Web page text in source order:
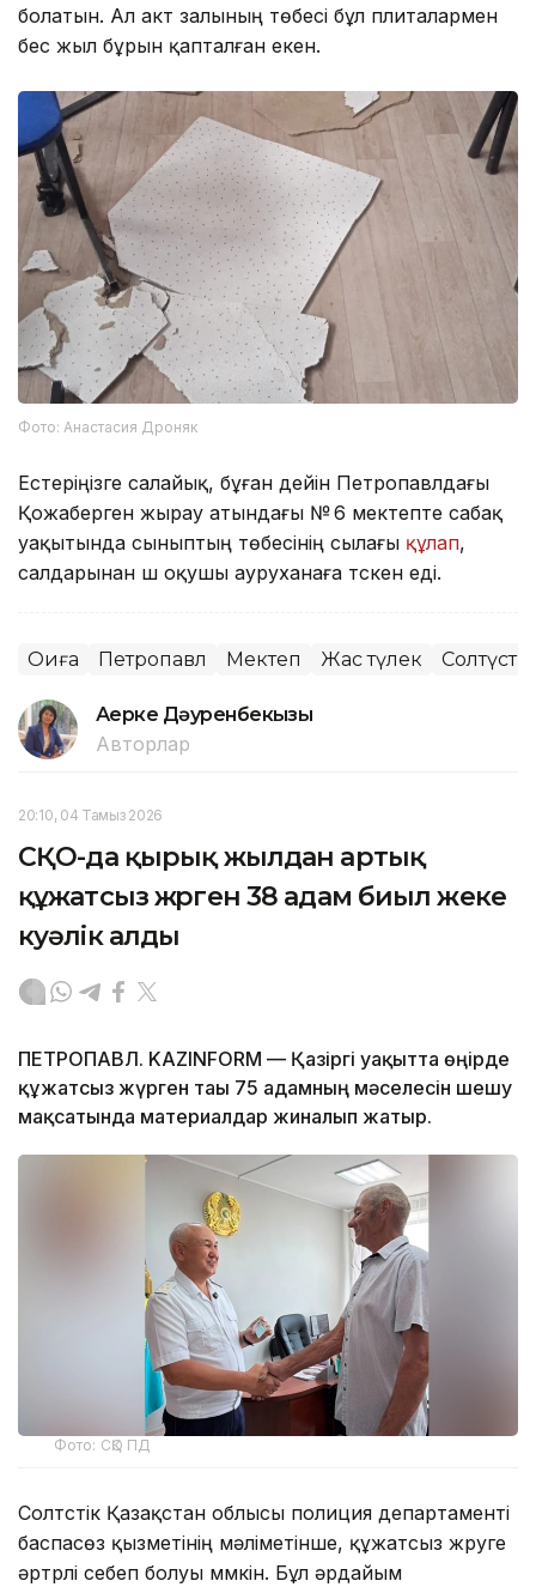
болатын. Ал акт залының төбесі бұл плиталармен
бес жыл бұрын қапталған екен.
Фото: Анастасия Дроняк
Естеріңізге салайық, бұған дейін Петропавлдағы
Қожаберген жырау атындағы № 6 мектепте сабақ
уақытында сыныптың төбесінің сылағы құлап,
салдарынан үш оқушы ауруханаға түскен еді.
Оқиға Петропавл Мектеп Жас түлек
Ақерке Дәуренбекқызы
Авторлар
20:10, 04 Тамыз 2026
СҚО-да қырық жылдан артық
құжатсыз жүрген 38 адам биыл жеке
куәлік алды
ПЕТРОПАВЛ. KAZINFORM — Қазіргі уақытта өңірде
құжатсыз жүрген тағы 75 адамның мәселесін шешу
мақсатында материалдар жиналып жатыр.
Фото: СҚО ПД
Солтүстік Қазақстан облысы полиция департаменті
баспасөз қызметінің мәліметінше, құжатсыз жүруге
әртүрлі себеп болуы мүмкін. Бұл әрдайым